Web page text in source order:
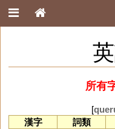
所有
[
漢字
詞類